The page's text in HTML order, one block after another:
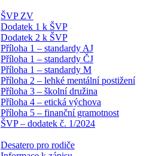
ŠVP ZV
Dodatek 1 k ŠVP
Dodatek 2 k ŠVP
Příloha 1 – standardy AJ
Příloha 1 – standardy ČJ
Příloha 1 – standardy M
Příloha 2 – lehké mentální postižení
Příloha 3 – školní družina
Příloha 4 – etická výchova
Příloha 5 – finanční gramotnost
ŠVP – dodatek č. 1/2024
Desatero pro rodiče